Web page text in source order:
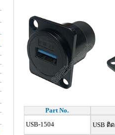
Part No.
USB-1504
USB ติ